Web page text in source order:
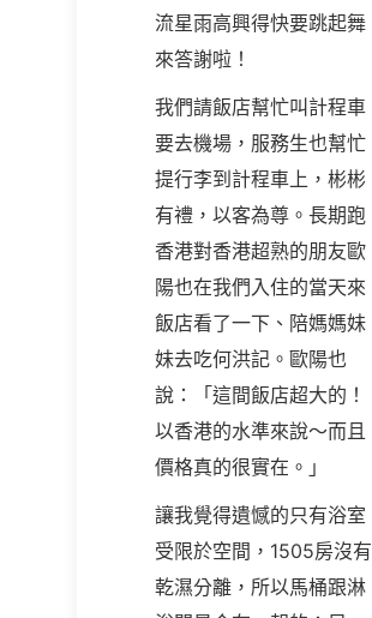
流星雨高興得快要跳起舞
來答謝啦！
我們請飯店幫忙叫計程車
要去機場，服務生也幫忙
提行李到計程車上，彬彬
有禮，以客為尊。長期跑
香港對香港超熟的朋友歐
陽也在我們入住的當天來
飯店看了一下、陪媽媽妹
妹去吃何洪記。歐陽也
說：「這間飯店超大的！
以香港的水準來說～而且
價格真的很實在。」
讓我覺得遺憾的只有浴室
受限於空間，1505房沒有
乾濕分離，所以馬桶跟淋